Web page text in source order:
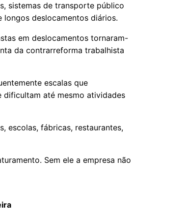
sistemas de transporte público
longos deslocamentos diários.
em deslocamentos tornaram-
da contrarreforma trabalhista
escalas que
até mesmo atividades
escolas, fábricas, restaurantes,
Sem ele a empresa não